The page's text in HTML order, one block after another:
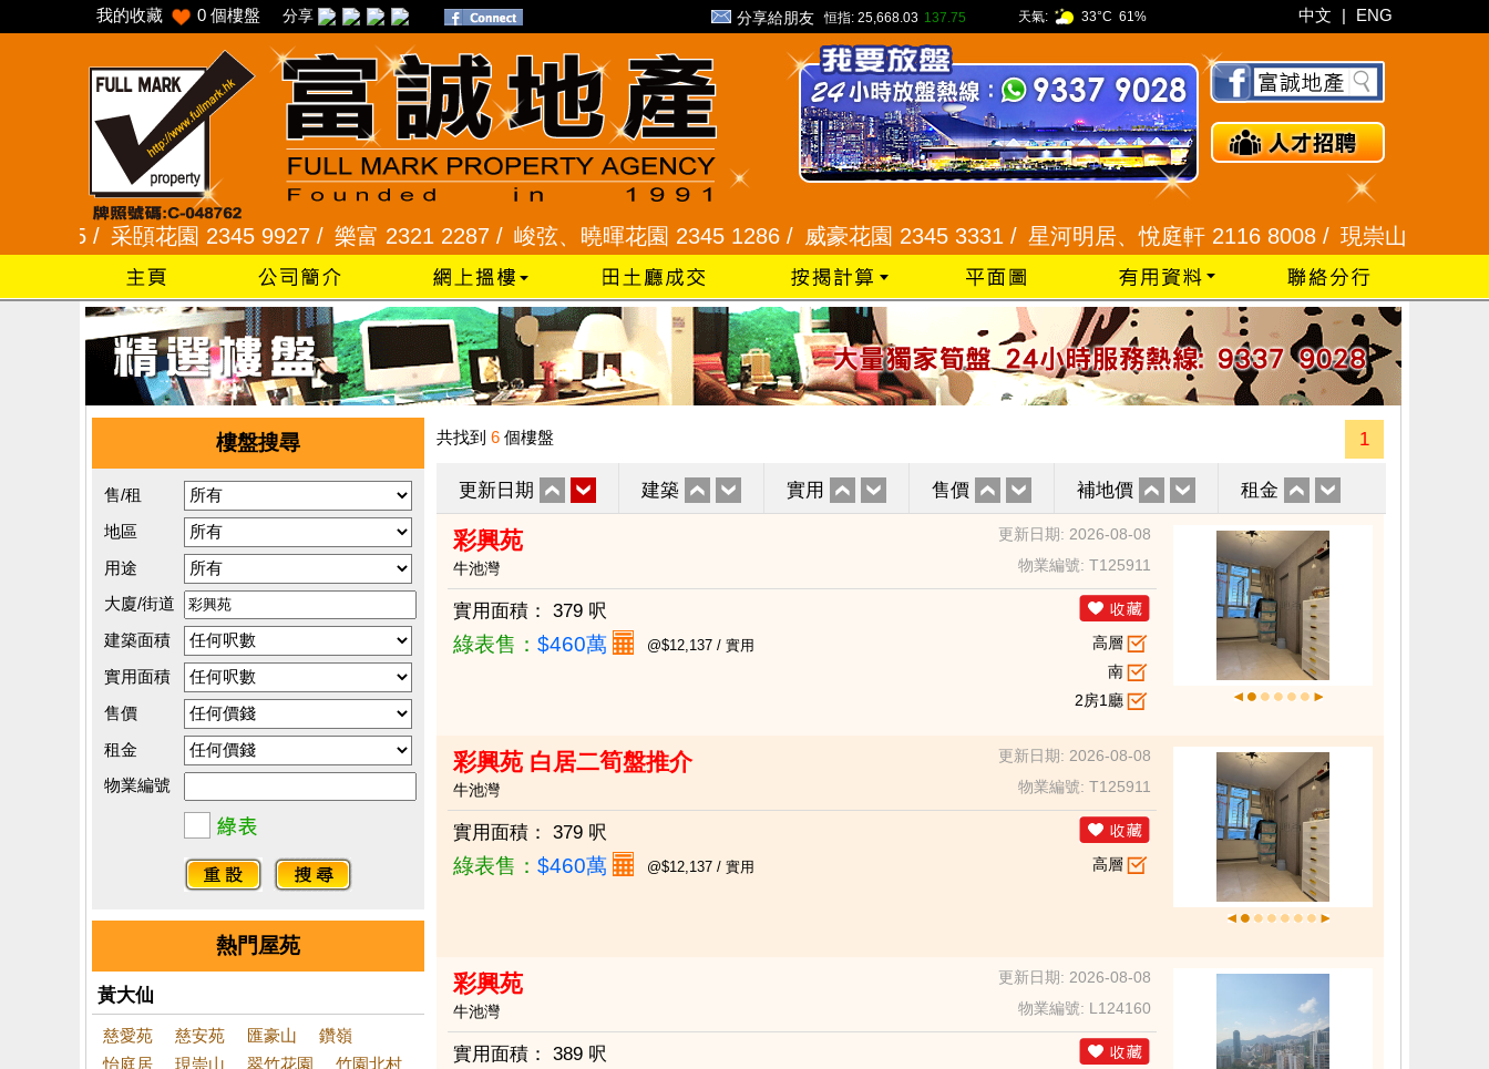
我的收藏 0 個樓盤 分享 分享給朋友 恒指: 25,668.03 137.75 天氣: 33°C 61% 中文 | ENG
采頣花園 2345 9927 /樂富 2321 2287 /峻弦、曉暉花園 2345 1286 /威豪花園 2345 3331 /星河明居、悅庭軒 2116 8008 /現崇山、譽港灣
樓盤搜尋
售/租
地區
用途
大廈/街道
建築面積
實用面積
售價
租金
物業編號
熱門屋苑
黃大仙
慈愛苑 慈安苑 匯豪山
鑽嶺
怡庭居
現崇山 翠竹花園
竹園北村
共找到 6 個樓盤 1
更新日期 建築 實用 售價 補地價 租金
彩興苑
更新日期: 2026-08-08
牛池灣
物業編號: T125911
實用面積： 379 呎
綠表售： $460萬 @$12,137 / 實用
高層
南
2房1廳
彩興苑 白居二筍盤推介
更新日期: 2026-08-08
牛池灣
物業編號: T125911
實用面積： 379 呎
綠表售： $460萬 @$12,137 / 實用 高層
彩興苑
更新日期: 2026-08-08
牛池灣
物業編號: L124160
實用面積： 389 呎